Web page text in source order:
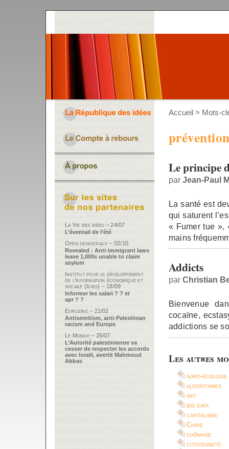
Accueil > Mots-
Le principe
par Jean-Paul
La santé est
qui saturent
« Fumer tue »,
mains
Addicts
par Christian
Bienvenue
cocaïne,
addictions se
Les autres
agro-écologie
algorithmes
art
big data
capitalisme
Chine
chômage
citoyenneté
La Vie des idées – 24/07
L’éventail de l’été
Open democracy – 02/10
Revealed : Anti-immigrant laws
leave 1,000s unable to claim
asylum
Institut pour le développement
de l’information économique et
sociale (Idies) – 18/09
Informer les salari ? ? et
apr ? ?
Eurozine – 21/02
Antisemitism, anti-Palestinian
racism and Europe
Le Monde – 25/07
L’Autorité palestinienne va
cesser de respecter les accords
avec Israël, avertit Mahmoud
Abbas